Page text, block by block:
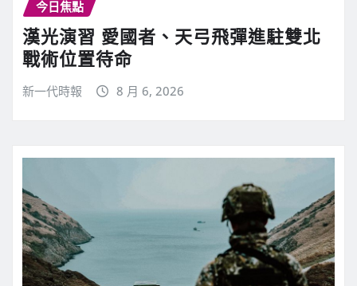
今日焦點
漢光演習 愛國者、天弓飛彈進駐雙北
戰術位置待命
新一代時報 8 月 6, 2026